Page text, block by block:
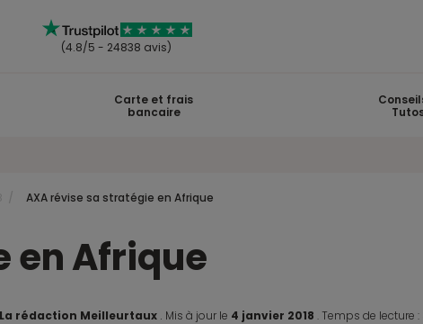
(4.8/5 - 24838 avis)
Carte et frais
bancaire
AXA révise sa stratégie en Afrique
en Afrique
La rédaction Meilleurtaux . Mis à jour le 4 janvier 2018. Temps de lecture :